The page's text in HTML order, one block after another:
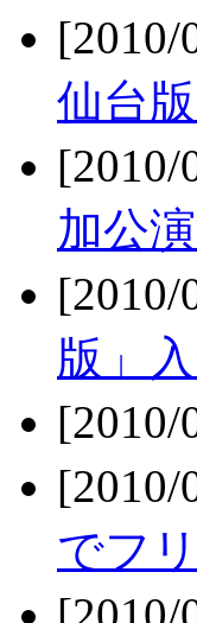
仙台
加公
版」
でフ